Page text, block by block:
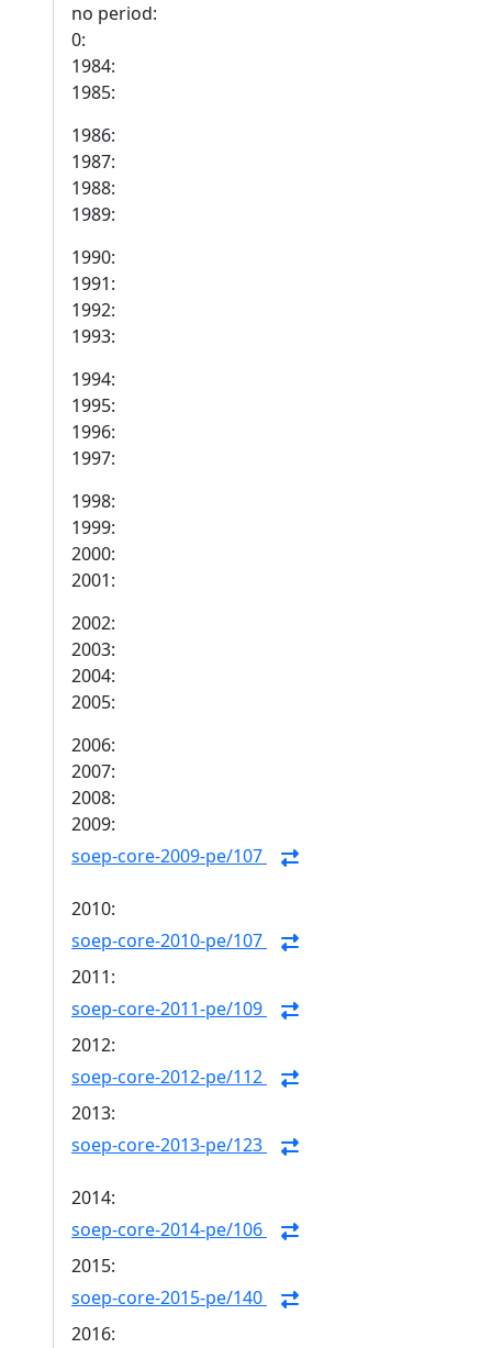
no period:
0:
1984:
1985:
1986:
1987:
1988:
1989:
1990:
1991:
1992:
1993:
1994:
1995:
1996:
1997:
1998:
1999:
2000:
2001:
2002:
2003:
2004:
2005:
2006:
2007:
2008:
2009:
soep-core-2009-pe/107
2010:
soep-core-2010-pe/107
2011:
soep-core-2011-pe/109
2012:
soep-core-2012-pe/112
2013:
soep-core-2013-pe/123
2014:
soep-core-2014-pe/106
2015:
soep-core-2015-pe/140
2016: